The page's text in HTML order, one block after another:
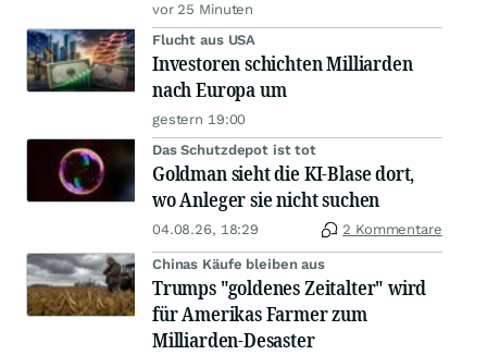
vor 25 Minuten
Flucht aus USA
Investoren schichten Milliarden
nach Europa um
gestern 19:00
Das Schutzdepot ist tot
Goldman sieht die KI-Blase dort,
wo Anleger sie nicht suchen
04.08.26, 18:29 2 Kommentare
Chinas Käufe bleiben aus
Trumps "goldenes Zeitalter" wird
für Amerikas Farmer zum
Milliarden-Desaster